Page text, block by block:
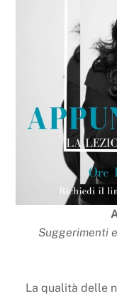
Suggerimenti
La qualità delle